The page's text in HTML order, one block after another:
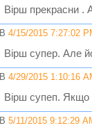
Вiрш прекрасни .
В 4/15/2015 7:27:02
Вірш супер. Але
В 4/29/2015 1:10:16
Вірш супеп. Якщо
В 5/11/2015 9:12:29